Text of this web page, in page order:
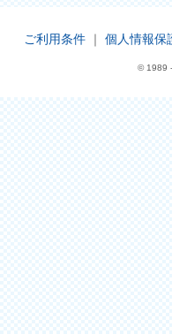
ご利用条件 ｜ 個人情報保
© 1989 -